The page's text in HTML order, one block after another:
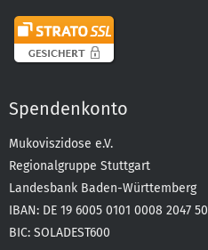
Spendenkonto
Mukoviszidose e.V.
Regionalgruppe Stuttgart
Landesbank Baden-Württemberg
IBAN: DE 19 6005 0101 0008 2047 50
BIC: SOLADEST600